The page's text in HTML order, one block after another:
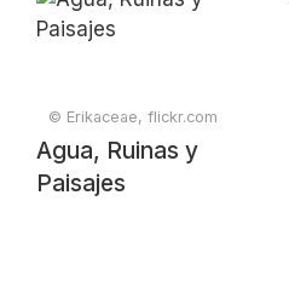
© Erikaceae, flickr.com
Agua, Ruinas y
Paisajes